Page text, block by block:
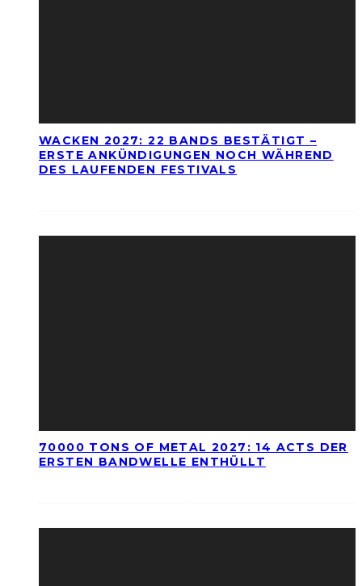
WACKEN 2027: 22 BANDS BESTÄTIGT –
ERSTE ANKÜNDIGUNGEN NOCH WÄHREND
DES LAUFENDEN FESTIVALS
70000 TONS OF METAL 2027: 14 ACTS DER
ERSTEN BANDWELLE ENTHÜLLT